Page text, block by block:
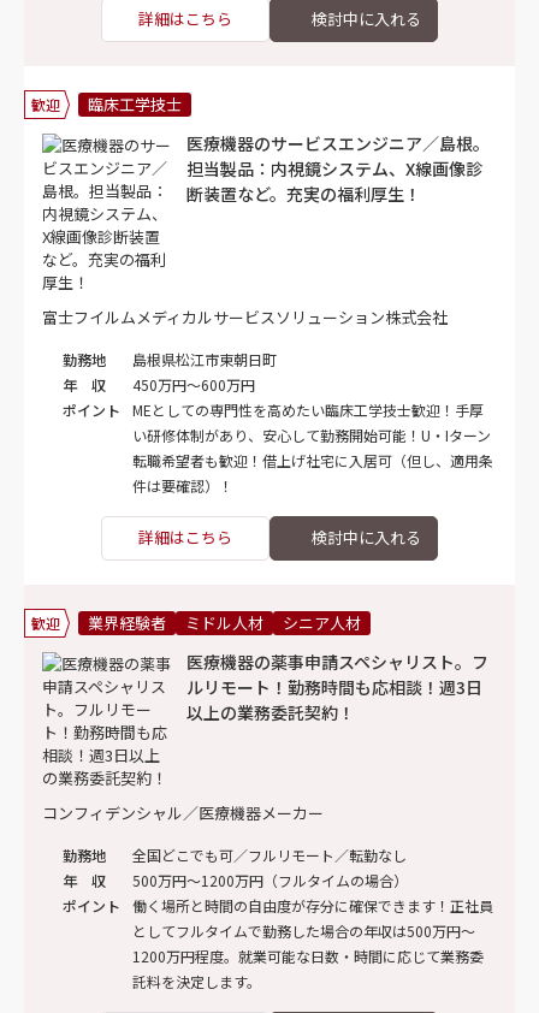
詳細はこちら
歓迎 臨床工学技士
医療機器のサービスエンジニア／島根。
担当製品：内視鏡システム、X線画像診
断装置など。充実の福利厚生！
富士フイルムメディカルサービスソリューション株式会社
勤務地
島根県松江市東朝日町
年 収
450万円～600万円
ポイント
MEとしての専門性を高めたい臨床工学技士歓迎！手厚
い研修体制があり、安心して勤務開始可能！U・Iターン
転職希望者も歓迎！借上げ社宅に入居可（但し、適用条
件は要確認）！
詳細はこちら
歓迎 業界経験者 ミドル人材 シニア人材
医療機器の薬事申請スペシャリスト。フ
ルリモート！勤務時間も応相談！週3日
以上の業務委託契約！
コンフィデンシャル／医療機器メーカー
勤務地
全国どこでも可／フルリモート／転勤なし
年 収
500万円～1200万円（フルタイムの場合）
ポイント
働く場所と時間の自由度が存分に確保できます！正社員
としてフルタイムで勤務した場合の年収は500万円～
1200万円程度。就業可能な日数・時間に応じて業務委
託料を決定します。